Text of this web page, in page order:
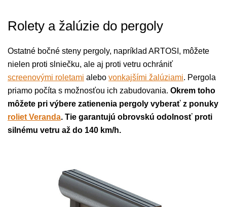
Rolety a žalúzie do pergoly
Ostatné bočné steny pergoly, napríklad ARTOSI, môžete
nielen proti slniečku, ale aj proti vetru ochrániť
screenovými roletami alebo vonkajšími žalúziami. Pergola
priamo počíta s možnosťou ich zabudovania. Okrem toho
môžete pri výbere zatienenia pergoly vyberať z ponuky
roliet Veranda. Tie garantujú obrovskú odolnosť proti
silnému vetru až do 140 km/h.